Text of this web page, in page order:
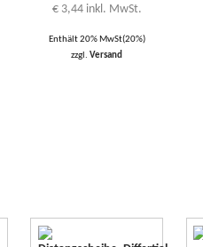
€3,44 inkl. MwSt.
Enthält 20% MwSt(20%)
zzgl.Versand